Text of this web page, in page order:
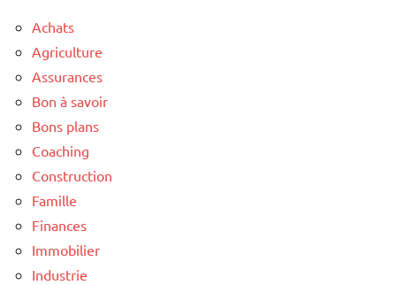
Achats
Agriculture
Assurances
Bon à savoir
Bons plans
Coaching
Construction
Famille
Finances
Immobilier
Industrie